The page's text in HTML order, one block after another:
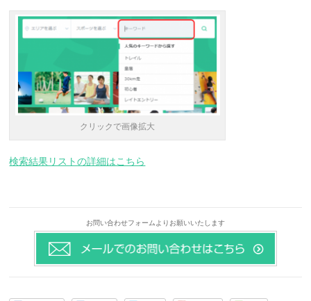
クリックで画像拡大
検索結果リストの詳細はこちら
お問い合わせフォームよりお願いいたします